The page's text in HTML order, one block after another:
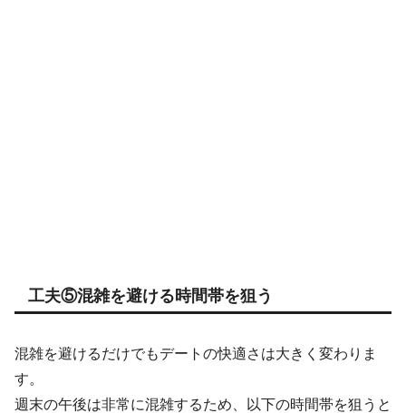
工夫⑤混雑を避ける時間帯を狙う
混雑を避けるだけでもデートの快適さは大きく変わりま
す。
週末の午後は非常に混雑するため、以下の時間帯を狙うと